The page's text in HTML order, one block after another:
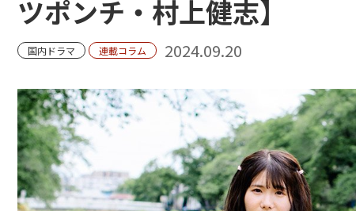
ツポンチ・村上健志】
国内ドラマ 連載コラム 2024.09.20